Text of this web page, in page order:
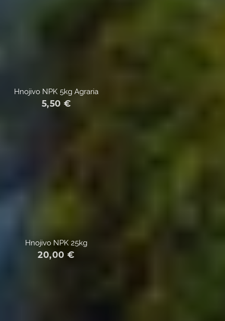
Hnojivo NPK 5kg Agraria
5,50 €
Hnojivo NPK 25kg
20,00 €